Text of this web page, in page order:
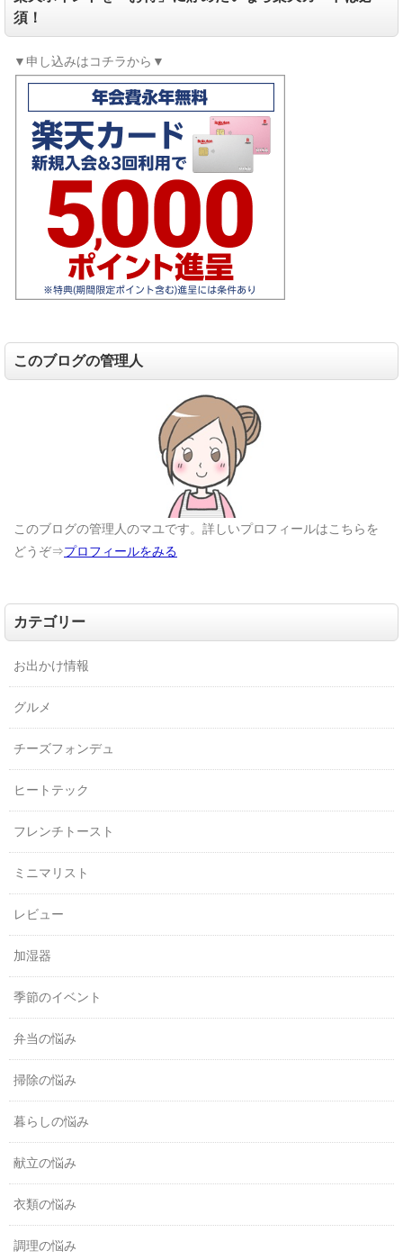
須！
▼申し込みはコチラから▼
このブログの管理人
このブログの管理人のマユです。詳しいプロフィールはこちらを
どうぞ⇒プロフィールをみる
カテゴリー
お出かけ情報
グルメ
チーズフォンデュ
ヒートテック
フレンチトースト
ミニマリスト
レビュー
加湿器
季節のイベント
弁当の悩み
掃除の悩み
暮らしの悩み
献立の悩み
衣類の悩み
調理の悩み